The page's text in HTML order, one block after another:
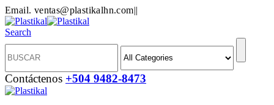
Email. ventas@plastikalhn.com||
Search
Contáctenos +504 9482-8473